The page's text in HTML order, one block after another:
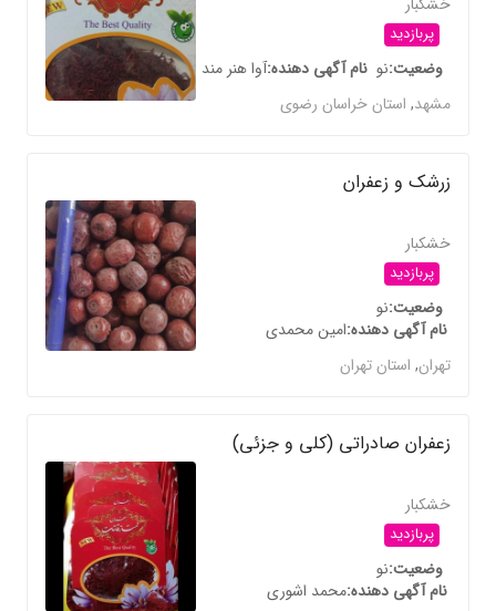
پربازدید
وضعیتنو نام آگهی دهندهآوا هنر مند
مشهد,استان خراسان رضوی
زرشک و زعفران
خشکبار
پربازدید
وضعیتنو
نام آگهی دهندهامین محمدی
تهران,استان تهران
زعفران صادراتی (کلی و جزئی)
خشکبار
پربازدید
وضعیتنو
نام آگهی دهندهمحمد اشوری